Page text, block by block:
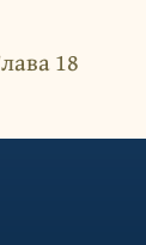
18